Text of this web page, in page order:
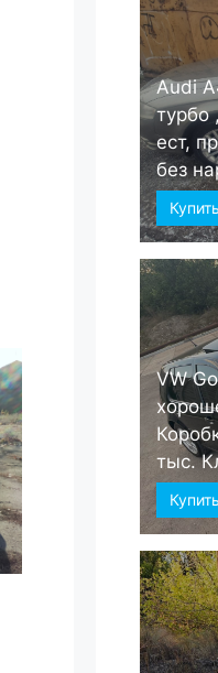
Audi
турбо
ест,
без
VW
тыс.